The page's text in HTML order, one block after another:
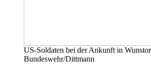
US-Soldaten bei der Ankunft in
Bundeswehr/Dittmann